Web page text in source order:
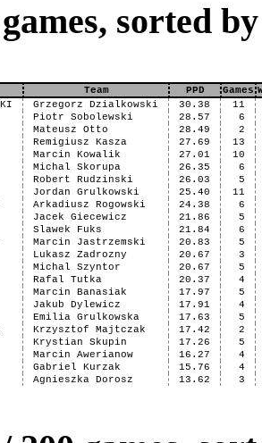
sorted
Team PPD Games
Grzegorz Dzialkowski 30.38
11
Piotr Sobolewski 28.57
6
Mateusz Otto 28.49
2
Remigiusz Kasza 27.69
13
Marcin Kowalik 27.01
10
Michal Skorupa 26.35
6
Robert Rudzinski 26.03
5
Jordan Grulkowski 25.40
11
Arkadiusz Rogowski 24.38
6
Jacek Giecewicz 21.86
5
Slawek Fuks 21.84
6
Marcin Jastrzemski 20.83
5
Lukasz Zadrozny 20.67
3
Michal Szyntor 20.67
5
Rafal Tutka 20.37
4
Marcin Banasiak 17.97
5
Jakub Dylewicz 17.91
4
Emilia Grulkowska 17.63
5
Krzysztof Majtczak 17.42
2
Krystian Skupin 17.26
5
Marcin Awerianow 16.27
4
Gabriel Kurzak 15.76
4
Agnieszka Dorosz 13.62 3